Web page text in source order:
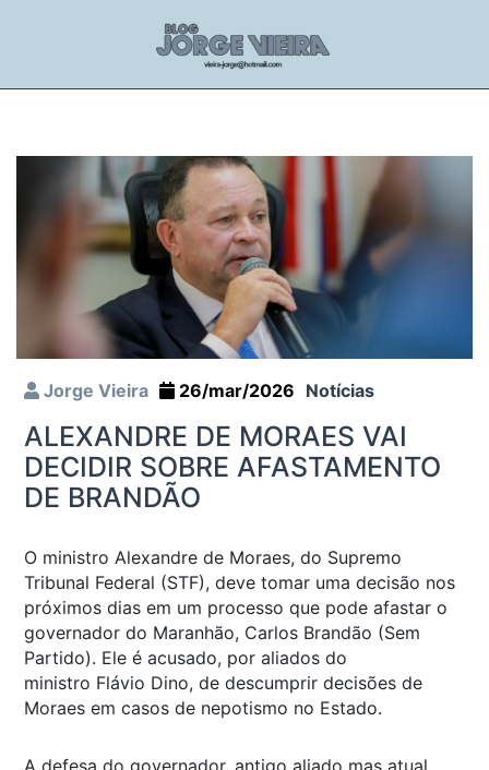
Jorge Vieira 26/mar/2026 Notícias
ALEXANDRE DE MORAES VAI
DECIDIR SOBRE AFASTAMENTO
DE BRANDÃO
O ministro Alexandre de Moraes, do Supremo
Tribunal Federal (STF), deve tomar uma decisão nos
próximos dias em um processo que pode afastar o
governador do Maranhão, Carlos Brandão (Sem
Partido). Ele é acusado, por aliados do
ministro Flávio Dino, de descumprir decisões de
Moraes em casos de nepotismo no Estado.
A defesa do governador, antigo aliado mas atual